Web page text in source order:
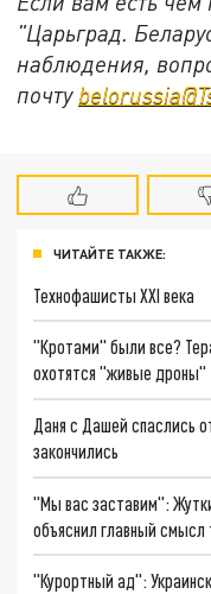
"Царьград.
наблюдения,
почту
ЧИТАЙТЕ ТАКЖЕ:
Технофашисты XXI века
"Кротами" были все?
охотятся "живые дроны"
Даня с Дашей спаслись
закончились
"Мы вас заставим":
объяснил главный
"Курортный ад":